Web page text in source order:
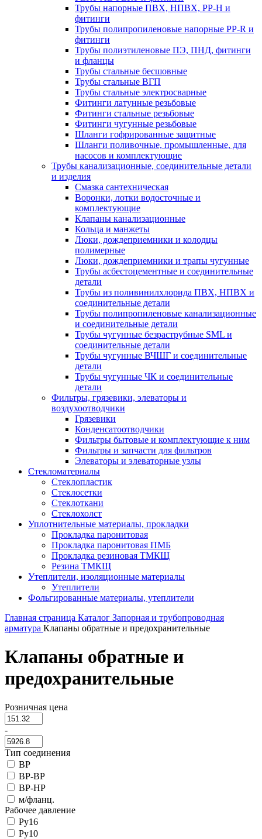
Трубы напорные ПВХ, НПВХ, PP-H и
фитинги
Трубы полипропиленовые напорные PP-R и
фитинги
Трубы полиэтиленовые ПЭ, ПНД, фитинги
и фланцы
Трубы стальные бесшовные
Трубы стальные ВГП
Трубы стальные электросварные
Фитинги латунные резьбовые
Фитинги стальные резьбовые
Фитинги чугунные резьбовые
Шланги гофрированные защитные
Шланги поливочные, промышленные, для
насосов и комплектующие
Трубы канализационные, соединительные детали
и изделия
Смазка сантехническая
Воронки, лотки водосточные и
комплектующие
Клапаны канализационные
Кольца и манжеты
Люки, дождеприемники и колодцы
полимерные
Люки, дождеприемники и трапы чугунные
Трубы асбестоцементные и соединительные
детали
Трубы из поливинилхлорида ПВХ, НПВХ и
соединительные детали
Трубы полипропиленовые канализационные
и соединительные детали
Трубы чугунные безраструбные SML и
соединительные детали
Трубы чугунные ВЧШГ и соединительные
детали
Трубы чугунные ЧК и соединительные
детали
Фильтры, грязевики, элеваторы и
воздухоотводчики
Грязевики
Конденсатоотводчики
Фильтры бытовые и комплектующие к ним
Фильтры и запчасти для фильтров
Элеваторы и элеваторные узлы
Стекломатериалы
Стеклопластик
Стеклосетки
Стеклоткани
Стеклохолст
Уплотнительные материалы, прокладки
Прокладка паронитовая
Прокладка паронитовая ПМБ
Прокладка резиновая ТМКЩ
Резина ТМКЩ
Утеплители, изоляционные материалы
Утеплители
Фольгированные материалы, утеплители
Главная страница Каталог Запорная и трубопроводная
арматура Клапаны обратные и предохранительные
Клапаны обратные и
предохранительные
Розничная цена
-
Тип соединения
ВР
ВР-ВР
ВР-НР
м/фланц.
Рабочее давление
Ру16
Ру10